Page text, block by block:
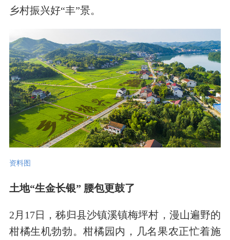
乡村振兴好“丰”景。
资料图
土地“生金长银” 腰包更鼓了
2月17日，秭归县沙镇溪镇梅坪村，漫山遍野的
柑橘生机勃勃。柑橘园内，几名果农正忙着施